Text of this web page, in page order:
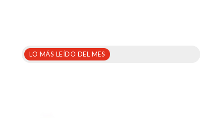
LO MÁS LEÍDO DEL MES